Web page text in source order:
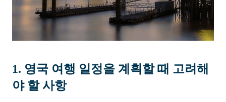
1. 영국 여행 일정을 계획할 때 고려해
야 할 사항